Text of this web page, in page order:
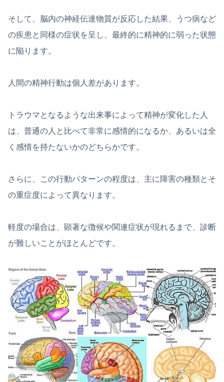
そして、脳内の神経伝達物質が反応した結果、うつ病など
の疾患と同様の症状を呈し、最終的に精神的に弱った状態
に陥ります。
人間の精神行動は個人差があります。
トラウマとなるような出来事によって精神が変化した人
は、普通の人と比べて非常に感情的になるか、あるいは全
く感情を持たないかのどちらかです。
さらに、この行動パターンの程度は、主に障害の種類とそ
の重症度によって異なります。
軽度の場合は、顕著な徴候や関連症状が現れるまで、診断
が難しいことがほとんどです。